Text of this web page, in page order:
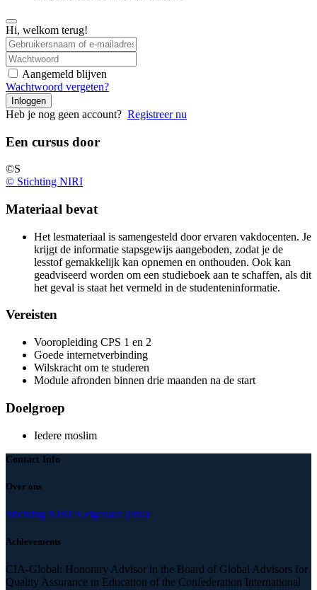
Hi, welkom terug!
Aangemeld blijven
Wachtwoord vergeten?
Inloggen
Heb je nog geen account? Registreer nu
Een cursus door
©S
© Stichting NIRI
Materiaal bevat
Het lesmateriaal is samengesteld door ervaren vakdocenten. Je
krijgt de informatie stapsgewijs aangeboden, zodat je de
lesstof gemakkelijk kan opnemen en onthouden. Ook kan
geadviseerd worden om een studieboek aan te schaffen, als dit
het geval is staat het vermeld in de studenteninformatie.
Vereisten
Vooropleiding CPS 1 en 2
Goede internetverbinding
Wilskracht om te studeren
Module afronden binnen drie maanden na de start
Doelgroep
Iedere moslim
Contact Info
Over ons
Stichting NIRI is eigenaar (link)
Achievements
CIA-Global: Honorary Advisor in the Board of Global Advisors for
Quality Assurance in Education of the Confederation International